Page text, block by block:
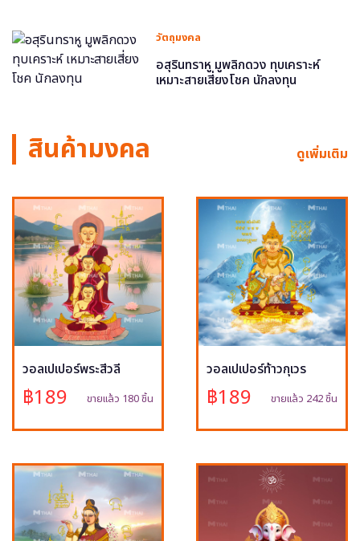
วัตถุมงคล
อสุรินทราหู มูพลิกดวง ทุบเคราะห์
เหมาะสายเสี่ยงโชค นักลงทุน
สินค้ามงคล ดูเพิ่มเติม
วอลเปเปอร์พระสีวลี
฿189 ขายแล้ว 180 ชิ้น
วอลเปเปอร์ท้าวกุเวร
฿189 ขายแล้ว 242 ชิ้น